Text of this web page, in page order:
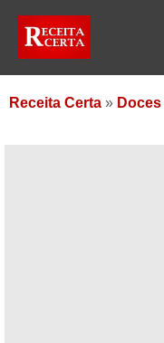
Receita Certa » Doces